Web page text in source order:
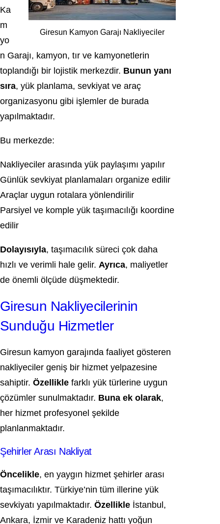
Giresun Kamyon Garajı Nakliyeciler
Ka
m
yo
n Garajı, kamyon, tır ve kamyonetlerin
toplandığı bir lojistik merkezdir. Bunun yanı
sıra, yük planlama, sevkiyat ve araç
organizasyonu gibi işlemler de burada
yapılmaktadır.
Bu merkezde:
Nakliyeciler arasında yük paylaşımı yapılır
Günlük sevkiyat planlamaları organize edilir
Araçlar uygun rotalara yönlendirilir
Parsiyel ve komple yük taşımacılığı koordine
edilir
Dolayısıyla, taşımacılık süreci çok daha
hızlı ve verimli hale gelir. Ayrıca, maliyetler
de önemli ölçüde düşmektedir.
Giresun Nakliyecilerinin
Sunduğu Hizmetler
Giresun kamyon garajında faaliyet gösteren
nakliyeciler geniş bir hizmet yelpazesine
sahiptir. Özellikle farklı yük türlerine uygun
çözümler sunulmaktadır. Buna ek olarak,
her hizmet profesyonel şekilde
planlanmaktadır.
Şehirler Arası Nakliyat
Öncelikle, en yaygın hizmet şehirler arası
taşımacılıktır. Türkiye’nin tüm illerine yük
sevkiyatı yapılmaktadır. Özellikle İstanbul,
Ankara, İzmir ve Karadeniz hattı yoğun